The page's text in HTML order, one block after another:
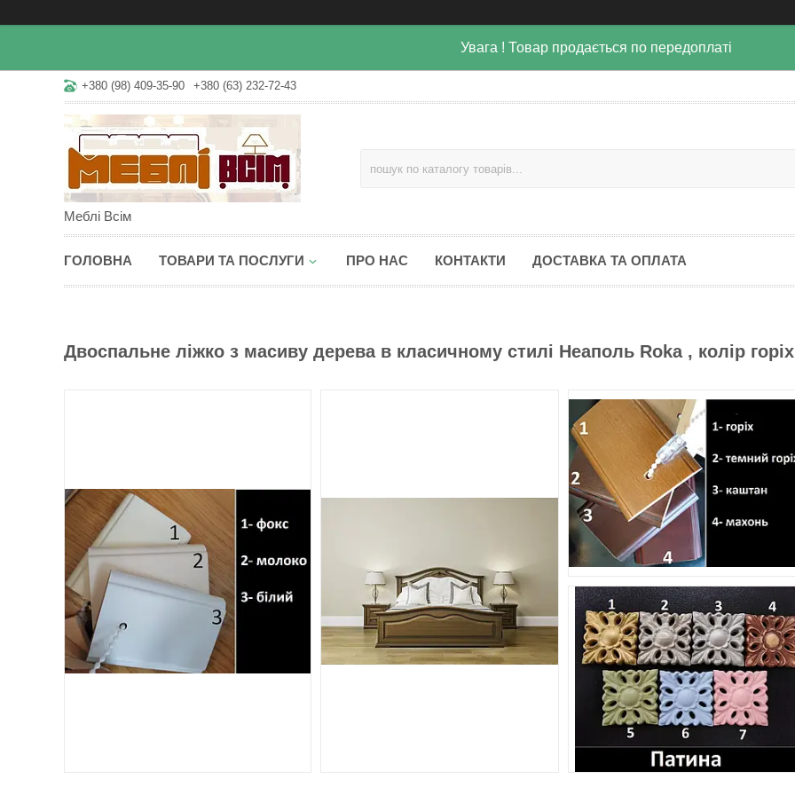
Увага ! Товар продається по передоплаті
+380 (98) 409-35-90 +380 (63) 232-72-43
Меблі Всім
ГОЛОВНА ТОВАРИ ТА ПОСЛУГИ ПРО НАС КОНТАКТИ ДОСТАВКА ТА ОПЛАТА
Двоспальне ліжко з масиву дерева в класичному стилі Неаполь Roka , колір горіх